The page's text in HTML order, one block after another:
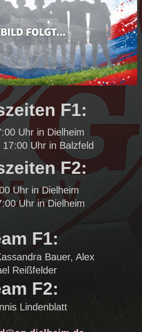
F1:
Uhr in Dielheim
Uhr in Balzfeld
F2:
Uhr in Dielheim
Uhr in Dielheim
F1:
Bauer, Alex
Reißfelder
F2:
Lindenblatt